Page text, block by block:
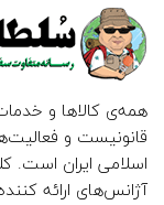
همه‌ی کالاها و
قانونیست و
اسلامی ایران است.
آژانس‌های ارائه